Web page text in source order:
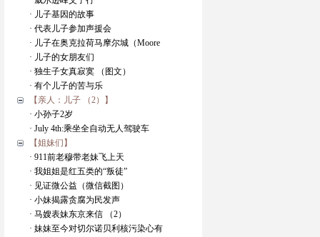
· 儿子基因的故事
· 代表儿子参加声援会
· 儿子在奥克拉荷马摩尔城（Moore
· 儿子的女朋友们
· 独生子女真寂寞 （图文）
· 有个儿子的苦与乐
【亲人：儿子 （2）】
· 小孙子2岁
· July 4th:乘坐全自动无人驾驶车
【姐妹们】
· 911前老穆带老妹飞上天
· 我姐姐是红五类的“叛徒”
· 见证微公益（微信截图）
· 小妹揭露贪腐为民发声
· 马嫂表妹东京来信 （2）
· 妹妹至今对切尔诺贝利核污染心有